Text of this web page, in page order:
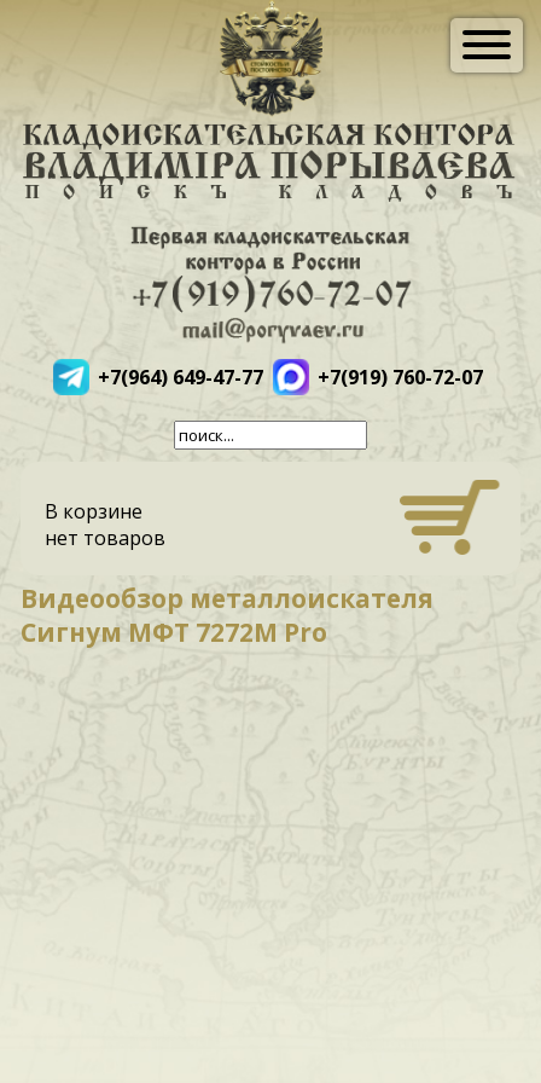
+7(964) 649-47-77 +7(919) 760-72-07
В корзине
нет товаров
Видеообзор металлоискателя
Сигнум МФТ 7272M Pro